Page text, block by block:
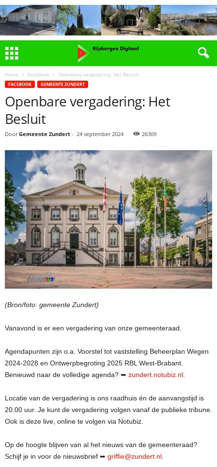
Home Facebook Openbare vergadering: Het Besluit
FACEBOOK GEMEENTE ZUNDERT
Openbare vergadering: Het
Besluit
Door Gemeente Zundert - 24 september 2024 26309
(Bron/foto: gemeente Zundert)
Vanavond is er een vergadering van onze gemeenteraad.
Agendapunten zijn o.a. Voorstel tot vaststelling Beheerplan Wegen
2024-2028 en Ontwerpbegroting 2025 RBL West-Brabant.
Benieuwd naar de volledige agenda? ➥ zundert.notubiz.nl
Locatie van de vergadering is ons raadhuis én de aanvangstijd is
20.00 uur. Je kunt de vergadering volgen vanaf de publieke tribune.
Ook is deze live, online te volgen via Notubiz.
Op de hoogte blijven van al het nieuws van de gemeenteraad?
Schijf je in voor de nieuwsbrief ➥ griffie@zundert.nl